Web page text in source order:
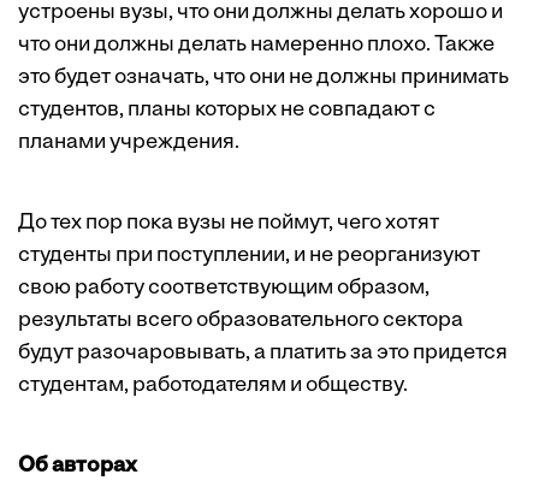
устроены вузы, что они должны делать хорошо и
что они должны делать намеренно плохо. Также
это будет означать, что они не должны принимать
студентов, планы которых не совпадают с
планами учреждения.
До тех пор пока вузы не поймут, чего хотят
студенты при поступлении, и не реорганизуют
свою работу соответствующим образом,
результаты всего образовательного сектора
будут разочаровывать, а платить за это придется
студентам, работодателям и обществу.
Об авторах